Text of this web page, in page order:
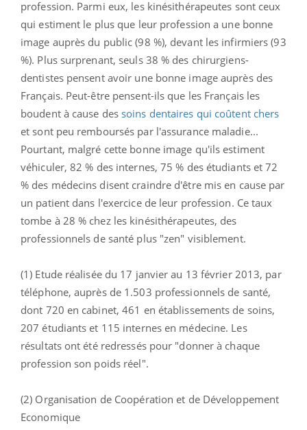
profession. Parmi eux, les kinésithérapeutes sont ceux
qui estiment le plus que leur profession a une bonne
image auprès du public (98 %), devant les infirmiers (93
%). Plus surprenant, seuls 38 % des chirurgiens-
dentistes pensent avoir une bonne image auprès des
Français. Peut-être pensent-ils que les Français les
boudent à cause des soins dentaires qui coûtent chers
et sont peu remboursés par l'assurance maladie...
Pourtant, malgré cette bonne image qu'ils estiment
véhiculer, 82 % des internes, 75 % des étudiants et 72
% des médecins disent craindre d'être mis en cause par
un patient dans l'exercice de leur profession. Ce taux
tombe à 28 % chez les kinésithérapeutes, des
professionnels de santé plus "zen" visiblement.
(1) Etude réalisée du 17 janvier au 13 février 2013, par
téléphone, auprès de 1.503 professionnels de santé,
dont 720 en cabinet, 461 en établissements de soins,
207 étudiants et 115 internes en médecine. Les
résultats ont été redressés pour "donner à chaque
profession son poids réel".
(2) Organisation de Coopération et de Développement
Economique